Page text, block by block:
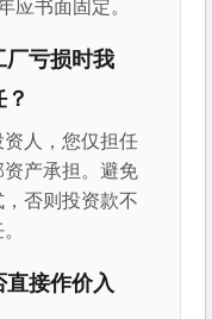
应书面固定。
厂亏损时我
人，您仅担任
产承担。避免
否则投资款不
接作价入